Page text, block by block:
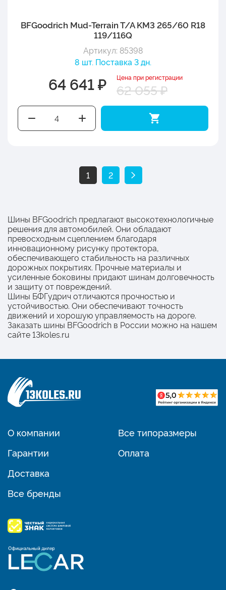
BFGoodrich Mud-Terrain T/A KM3 265/60 R18
119/116Q
Артикул: 85398
8 шт. Поставка 3 дн.
64 641 ₽ Цена при регистрации
62 055 ₽
1 2
Шины BFGoodrich предлагают высокотехнологичные
решения для автомобилей. Они обладают
превосходным сцеплением благодаря
инновационному рисунку протектора,
обеспечивающего стабильность на различных
дорожных покрытиях. Прочные материалы и
усиленные боковины придают шинам долговечность
и защиту от повреждений.
Шины БФГудрич отличаются прочностью и
устойчивостью. Они обеспечивают точность
движений и хорошую управляемость на дороге.
Заказать шины BFGoodrich в России можно на нашем
сайте 13koles.ru
О компании
Гарантии
Доставка
Все бренды
Все типоразмеры
Оплата